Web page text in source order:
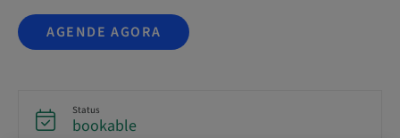
AGENDE AGORA
Status
bookable